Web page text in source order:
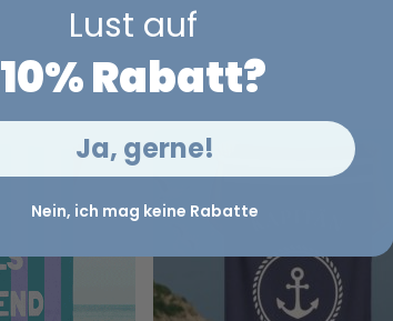
Lust auf
10% Rabatt?
Ja, gerne!
Nein, ich mag keine Rabatte